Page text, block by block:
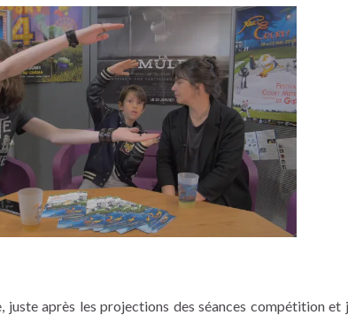
après les projections des séances compétition et